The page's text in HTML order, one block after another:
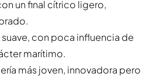
un final cítrico ligero,
suave, con poca influencia de
marítimo.
más joven, innovadora pero